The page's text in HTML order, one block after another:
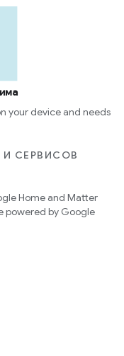
your device and needs
СЕРВИСОВ
Home and Matter
powered by Google